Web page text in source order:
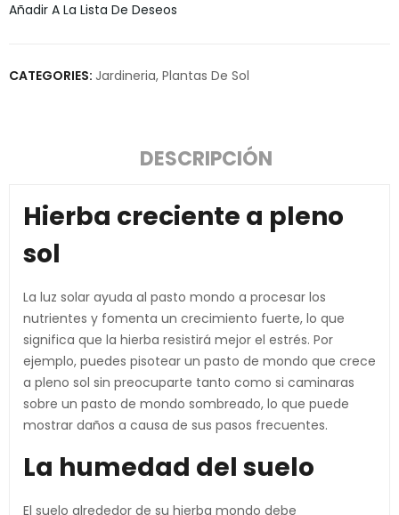
Añadir A La Lista De Deseos
CATEGORIES: Jardineria, Plantas De Sol
DESCRIPCIÓN
Hierba creciente a pleno
sol
La luz solar ayuda al pasto mondo a procesar los
nutrientes y fomenta un crecimiento fuerte, lo que
significa que la hierba resistirá mejor el estrés. Por
ejemplo, puedes pisotear un pasto de mondo que crece
a pleno sol sin preocuparte tanto como si caminaras
sobre un pasto de mondo sombreado, lo que puede
mostrar daños a causa de sus pasos frecuentes.
La humedad del suelo
El suelo alrededor de su hierba mondo debe